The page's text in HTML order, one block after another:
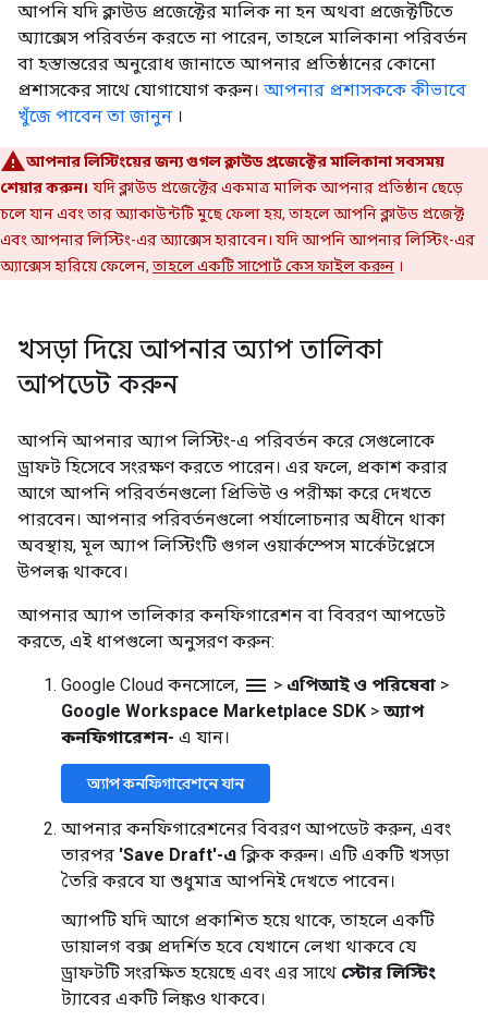
আপনি যদি ক্লাউড প্রজেক্টের মালিক না হন অথবা প্রজেক্টটিতে
অ্যাক্সেস পরিবর্তন করতে না পারেন, তাহলে মালিকানা পরিবর্তন
বা হস্তান্তরের অনুরোধ জানাতে আপনার প্রতিষ্ঠানের কোনো
প্রশাসকের সাথে যোগাযোগ করুন। আপনার প্রশাসককে কীভাবে
খুঁজে পাবেন তা জানুন ।
আপনার লিস্টিংয়ের জন্য গুগল ক্লাউড প্রজেক্টের মালিকানা সবসময়
শেয়ার করুন। যদি ক্লাউড প্রজেক্টের একমাত্র মালিক আপনার প্রতিষ্ঠান ছেড়ে
চলে যান এবং তার অ্যাকাউন্টটি মুছে ফেলা হয়, তাহলে আপনি ক্লাউড প্রজেক্ট
এবং আপনার লিস্টিং-এর অ্যাক্সেস হারাবেন। যদি আপনি আপনার লিস্টিং-এর
অ্যাক্সেস হারিয়ে ফেলেন, তাহলে একটি সাপোর্ট কেস ফাইল করুন ।
খসড়া দিয়ে আপনার অ্যাপ তালিকা
আপডেট করুন
আপনি আপনার অ্যাপ লিস্টিং-এ পরিবর্তন করে সেগুলোকে
ড্রাফট হিসেবে সংরক্ষণ করতে পারেন। এর ফলে, প্রকাশ করার
আগে আপনি পরিবর্তনগুলো প্রিভিউ ও পরীক্ষা করে দেখতে
পারবেন। আপনার পরিবর্তনগুলো পর্যালোচনার অধীনে থাকা
অবস্থায়, মূল অ্যাপ লিস্টিংটি গুগল ওয়ার্কস্পেস মার্কেটপ্লেসে
উপলব্ধ থাকবে।
আপনার অ্যাপ তালিকার কনফিগারেশন বা বিবরণ আপডেট
করতে, এই ধাপগুলো অনুসরণ করুন:
Google Cloud কনসোলে, menu > এপিআই ও পরিষেবা >
Google Workspace Marketplace SDK > অ্যাপ
কনফিগারেশন- এ যান।
অ্যাপ কনফিগারেশনে যান
আপনার কনফিগারেশনের বিবরণ আপডেট করুন, এবং
তারপর 'Save Draft'-এ ক্লিক করুন। এটি একটি খসড়া
তৈরি করবে যা শুধুমাত্র আপনিই দেখতে পাবেন।
অ্যাপটি যদি আগে প্রকাশিত হয়ে থাকে, তাহলে একটি
ডায়ালগ বক্স প্রদর্শিত হবে যেখানে লেখা থাকবে যে
ড্রাফটটি সংরক্ষিত হয়েছে এবং এর সাথে স্টোর লিস্টিং
ট্যাবের একটি লিঙ্কও থাকবে।